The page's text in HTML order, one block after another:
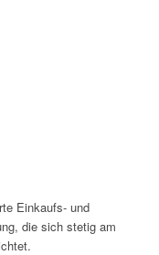
Einkaufs- und
die sich stetig am